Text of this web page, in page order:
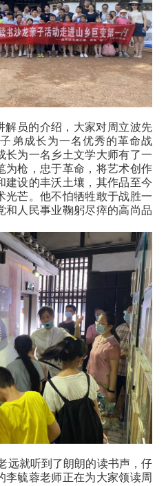
解员的介绍，大家对周立波先
弟成长为一名优秀的革命战
长为一名乡土文学大师有了一
为枪，忠于革命，将艺术创作
建设的丰沃土壤，其作品至今
光芒。他不怕牺牲敢于战胜一
和人民事业鞠躬尽瘁的高尚品
远就听到了朗朗的读书声，仔
李毓蓉老师正在为大家领读周